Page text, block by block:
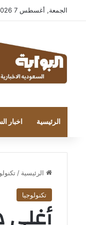
الجمعة, أغسطس 7 2026
الرئيسية اخبار
الرئيسية /
تكنولوجيا